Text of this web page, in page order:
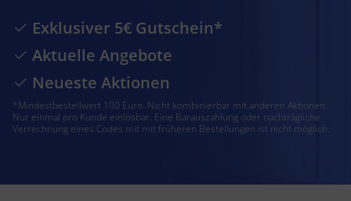
Exklusiver 5€ Gutschein*
Aktuelle Angebote
Neueste Aktionen
*Mindestbestellwert 100 Euro. Nicht kombinierbar mit anderen Aktionen.
Nur einmal pro Kunde einlösbar. Eine Barauszahlung oder nachträgliche
Verrechnung eines Codes mit mit früheren Bestellungen ist nicht möglich.